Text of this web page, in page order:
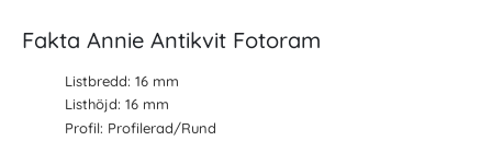
Fakta Annie Antikvit Fotoram
Listbredd: 16 mm
Listhöjd: 16 mm
Profil: Profilerad/Rund